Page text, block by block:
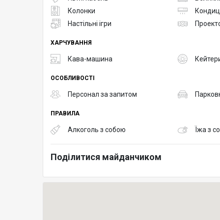
Колонки
Настільні ігри
ХАРЧУВАННЯ
Кава-машина
ОСОБЛИВОСТІ
Персонал за запитом
ПРАВИЛА
Алкоголь з собою Їжа з
Поділитися майданчиком